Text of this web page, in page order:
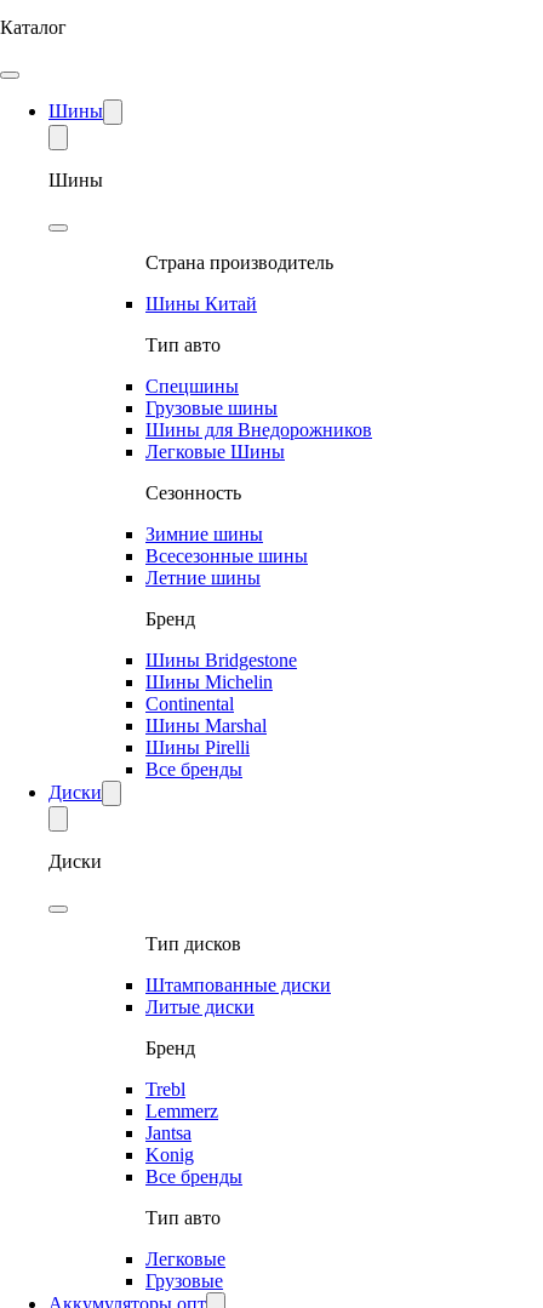
Каталог
Шины
Шины
Страна производитель
Шины Китай
Тип авто
Спецшины
Грузовые шины
Шины для Внедорожников
Легковые Шины
Сезонность
Зимние шины
Всесезонные шины
Летние шины
Бренд
Шины Bridgestone
Шины Michelin
Continental
Шины Marshal
Шины Pirelli
Все бренды
Диски
Диски
Тип дисков
Штампованные диски
Литые диски
Бренд
Trebl
Lemmerz
Jantsa
Konig
Все бренды
Тип авто
Легковые
Грузовые
Аккумуляторы опт